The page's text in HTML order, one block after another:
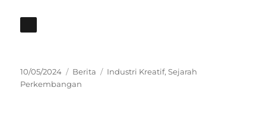
Posted
on
10/05/2024 Categories
Berita Tags
Industri Kreatif,Sejarah
Perkembangan